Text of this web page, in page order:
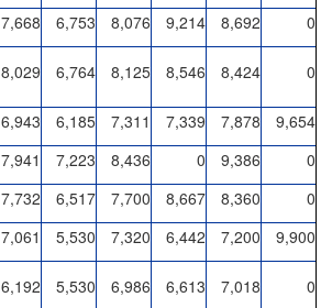
7,668 6,753 8,076 9,214 8,692 0
8,029 6,764 8,125 8,546 8,424 0
6,943 6,185 7,311 7,339 7,878 9,654
7,941 7,223 8,436 0 9,386 0
7,732 6,517 7,700 8,667 8,360 0
7,061 5,530 7,320 6,442 7,200 9,900
6,192 5,530 6,986 6,613 7,018 0